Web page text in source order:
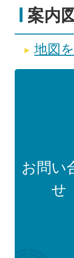
案内図
地図
お問い
せ